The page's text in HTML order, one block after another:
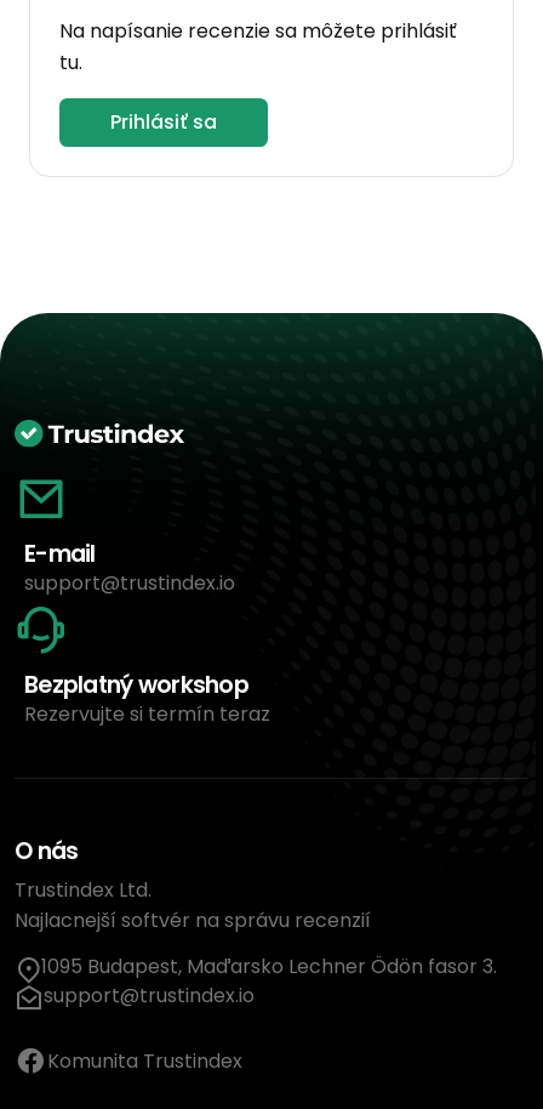
Na napísanie recenzie sa môžete prihlásiť
tu.
Prihlásiť sa
E-mail
support@trustindex.io
Bezplatný workshop
Rezervujte si termín teraz
O nás
Trustindex Ltd.
Najlacnejší softvér na správu recenzií
1095 Budapest, Maďarsko Lechner Ödön fasor 3.
support@trustindex.io
Komunita Trustindex